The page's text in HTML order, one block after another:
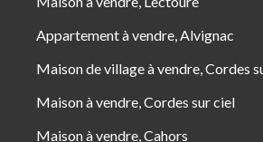
Appartement à vendre, Alvignac
Maison de village à vendre, Cordes
Maison à vendre, Cordes sur ciel
Maison à vendre, Cahors